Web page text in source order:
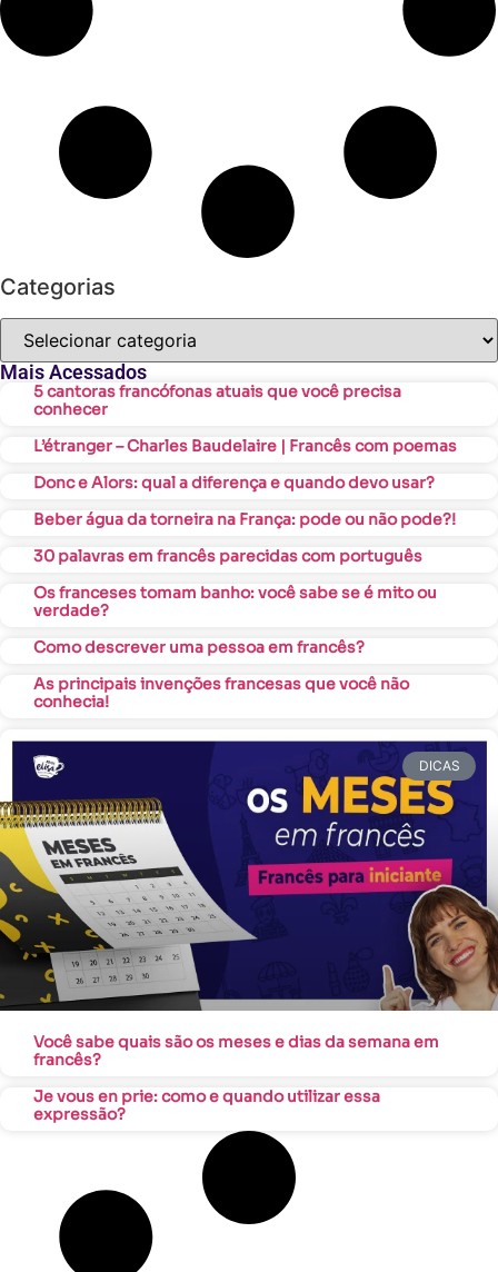
Categorias
Mais Acessados
5 cantoras francófonas atuais que você precisa
conhecer
L’étranger – Charles Baudelaire | Francês com poemas
Donc e Alors: qual a diferença e quando devo usar?
Beber água da torneira na França: pode ou não pode?!
30 palavras em francês parecidas com português
Os franceses tomam banho: você sabe se é mito ou
verdade?
Como descrever uma pessoa em francês?
As principais invenções francesas que você não
conhecia!
DICAS
Você sabe quais são os meses e dias da semana em
francês?
Je vous en prie: como e quando utilizar essa
expressão?